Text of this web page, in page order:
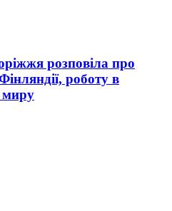
розповіла про
роботу в
миру